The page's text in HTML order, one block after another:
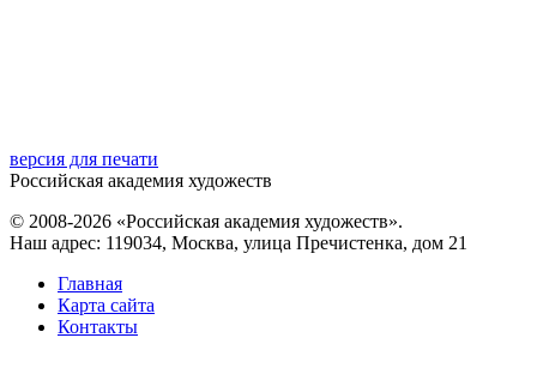
версия для печати
Российская академия художеств
© 2008-2026 «Российская академия художеств».
Наш адрес: 119034, Москва, улица Пречистенка, дом 21
Главная
Карта сайта
Контакты